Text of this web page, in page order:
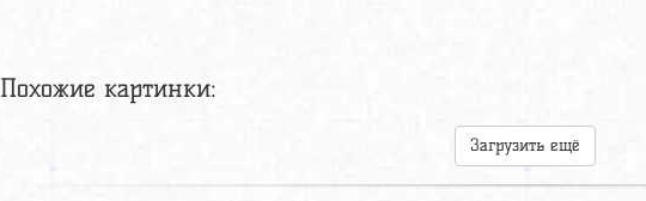
Похожие картинки:
Загрузить ещё